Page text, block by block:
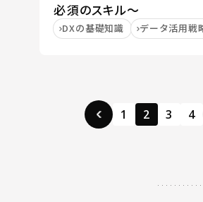
必須のスキル〜
DXの基礎知識 データ活用戦
1 2 3 4